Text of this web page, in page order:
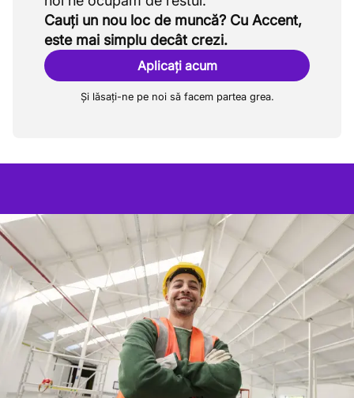
Cauți un nou loc de muncă? Cu Accent,
este mai simplu decât crezi.
Aplicați acum
Și lăsați-ne pe noi să facem partea grea.